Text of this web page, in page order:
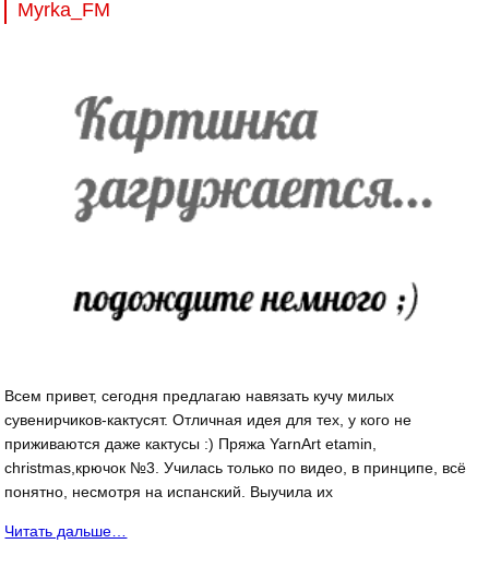
Myrka_FM
Всем привет, сегодня предлагаю навязать кучу милых
сувенирчиков-кактусят. Отличная идея для тех, у кого не
приживаются даже кактусы :) Пряжа YarnArt etamin,
christmas,крючок №3. Училась только по видео, в принципе, всё
понятно, несмотря на испанский. Выучила их
Читать дальше…